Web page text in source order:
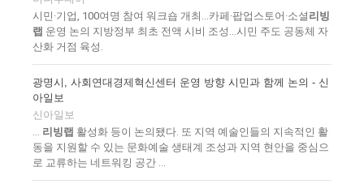
시민·기업, 100여명 참여 워크숍 개최…카페·팝업스토어·소셜 리빙
랩 운영 논의 지방정부 최초 전액 시비 조성…시민 주도 공동체 자
산화 거점 육성.
광명시, 사회연대경제혁신센터 운영 방향 시민과 함께 논의 - 신
아일보
신아일보
리빙랩 활성화 등이 논의됐다. 또 지역 예술인들의 지속적인 활
동을 지원할 수 있는 문화예술 생태계 조성과 지역 현안을 중심으
로 교류하는 네트워킹 공간 ...